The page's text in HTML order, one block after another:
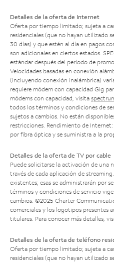
Detalles de la oferta de Internet
Oferta por tiempo limitado; sujeta a
residenciales (que no hayan utilizado
30 días) y que estén al día en pagos
son adicionales en ciertos estados.
estándar después del período de
Velocidades basadas en conexión
(incluyendo conexión inalámbrica)
requiere módem con capacidad Gig
módems con capacidad, visita
todos los términos y condiciones de
sujetos a cambios. No están
restricciones. Rendimiento de
por fibra óptica y se suministra a la
Detalles de la oferta de TV por cable
Puede solicitarse la activación de una
través de cada aplicación de
existentes; esas se administrarán por
términos y condiciones de servicio
cambios. ©2025 Charter
comerciales y los logotipos presentes
titulares. Para conocer más detalles,
Detalles de la oferta de teléfono
Oferta por tiempo limitado; sujeta a
residenciales (que no hayan utilizado